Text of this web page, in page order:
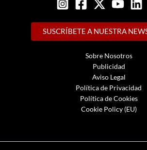
SUSCRÍBETE A NUESTRA
Sobre Nosotros
Publicidad
Aviso Legal
Política de Privacidad
Política de Cookies
Cookie Policy (EU)